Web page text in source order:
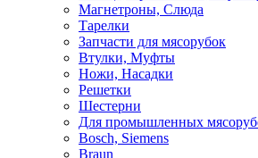
Магнетроны, Слюда
Тарелки
Запчасти для мясорубок
Втулки, Муфты
Ножи, Насадки
Решетки
Шестерни
Для промышленных
Bosch, Siemens
Braun